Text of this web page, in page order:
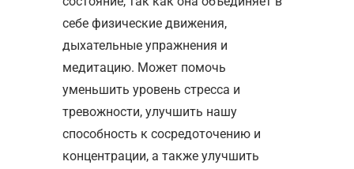
себе физические движения,
дыхательные упражнения и
медитацию. Может помочь
уменьшить уровень стресса и
тревожности, улучшить нашу
способность к сосредоточению и
концентрации, а также улучшить